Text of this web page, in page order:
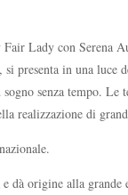
Lady con Serena
in una
senza tempo.
realizzazione di
origine alla